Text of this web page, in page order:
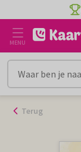
naar
inhoud
MENU
Terug